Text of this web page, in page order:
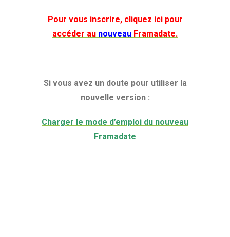
Pour vous inscrire, cliquez ici pour
accéder au nouveau Framadate.
Si vous avez un doute pour utiliser la
nouvelle version :
Charger le mode d’emploi du nouveau
Framadate